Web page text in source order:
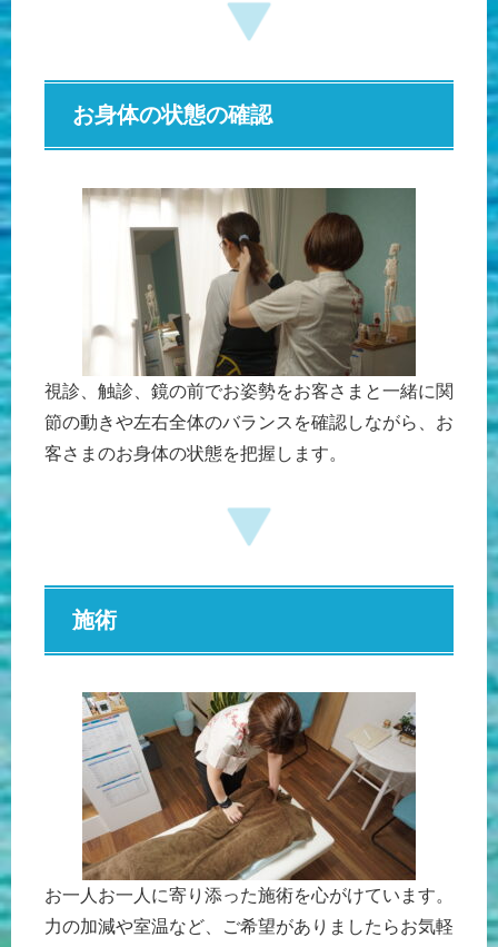
お身体の状態の確認
視診、触診、鏡の前でお姿勢をお客さまと一緒に関
節の動きや左右全体のバランスを確認しながら、お
客さまのお身体の状態を把握します。
施術
お一人お一人に寄り添った施術を心がけています。
力の加減や室温など、ご希望がありましたらお気軽